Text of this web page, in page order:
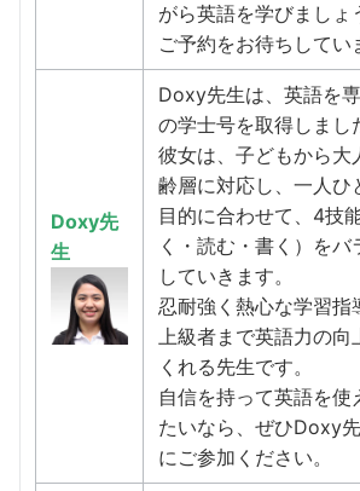
がら英語を学びましょ
ご予約をお待ちしてい
Doxy先
生
Doxy先生は、英語を
の学士号を取得しまし
彼女は、子どもから大
齢層に対応し、一人ひ
目的に合わせて、4技
く・読む・書く）を
していきます。
忍耐強く熱心な学習指
上級者まで英語力の向
くれる先生です。
自信を持って英語を使
たいなら、ぜひDoxy
にご参加ください。